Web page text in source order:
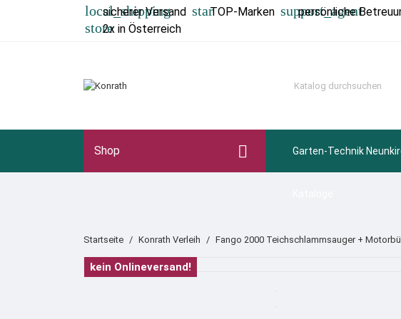
local_shipping
sicherer Versand starTOP-Marken support_agent
persönliche
store2x in Österreich
Shop  Garten-Technik
Startseite Konrath Verleih Fango 2000 Teichschlammsauger +
kein Onlineversand!